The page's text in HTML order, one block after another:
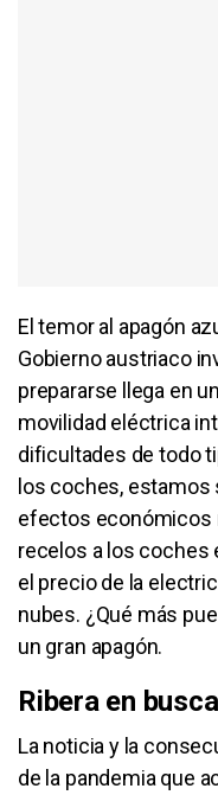
El temor al apagón
Gobierno austriaco
prepararse llega en
movilidad eléctrica
dificultades de todo
los coches, estamos
efectos económicos
recelos a los coches
el precio de la
nubes. ¿Qué más
un gran apagón.
Ribera en
La noticia y la
de la pandemia que